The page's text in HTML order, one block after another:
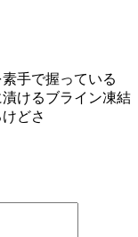
手で握っている
けるブライン凍結
どさ